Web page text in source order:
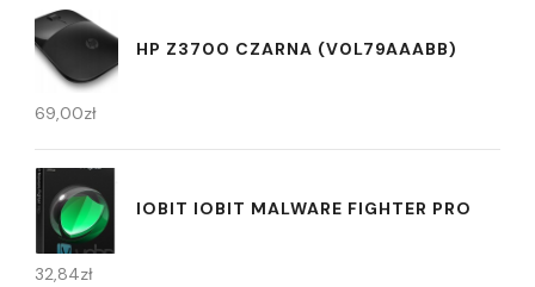
HP Z3700 CZARNA (V0L79AAABB)
69,00zł
IOBIT IOBIT MALWARE FIGHTER PRO
32,84zł